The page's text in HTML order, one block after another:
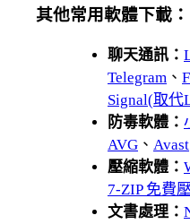
其他常用軟體下載：
聊天通訊：
Telegram 、
Signal(取代
防毒軟體：
AVG 、 Avast
壓縮軟體：
7-ZIP 免費
文書處理：